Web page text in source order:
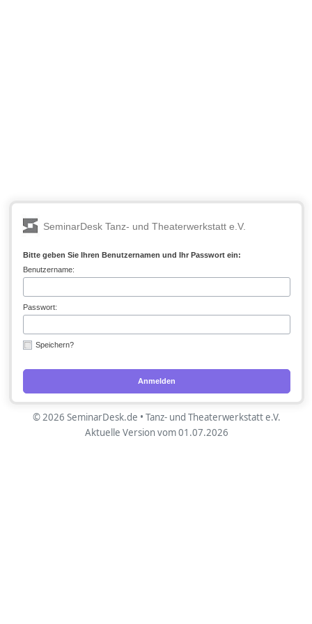
SeminarDesk Tanz- und Theaterwerkstatt e.V.
Bitte geben Sie Ihren Benutzernamen und Ihr Passwort ein:
Benutzername:
Passwort:
Speichern?
Anmelden
© 2026 SeminarDesk.de • Tanz- und Theaterwerkstatt e.V.
Aktuelle Version vom 01.07.2026